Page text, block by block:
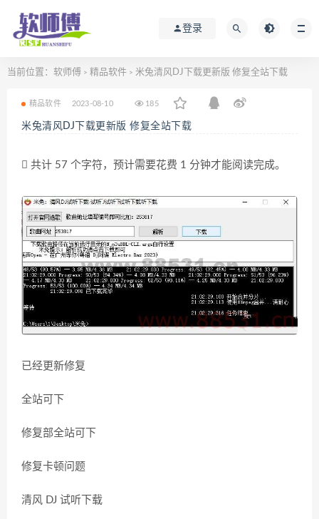
登录
当前位置： 软师傅 > 精品软件 > 米兔清风DJ下载更新版 修复全站下载
精品软件 2023-08-10 185
米兔清风DJ下载更新版 修复全站下载
共计 57 个字符，预计需要花费 1 分钟才能阅读完成。
已经更新修复
全站可下
修复部全站可下
修复卡顿问题
清风 DJ 试听下载